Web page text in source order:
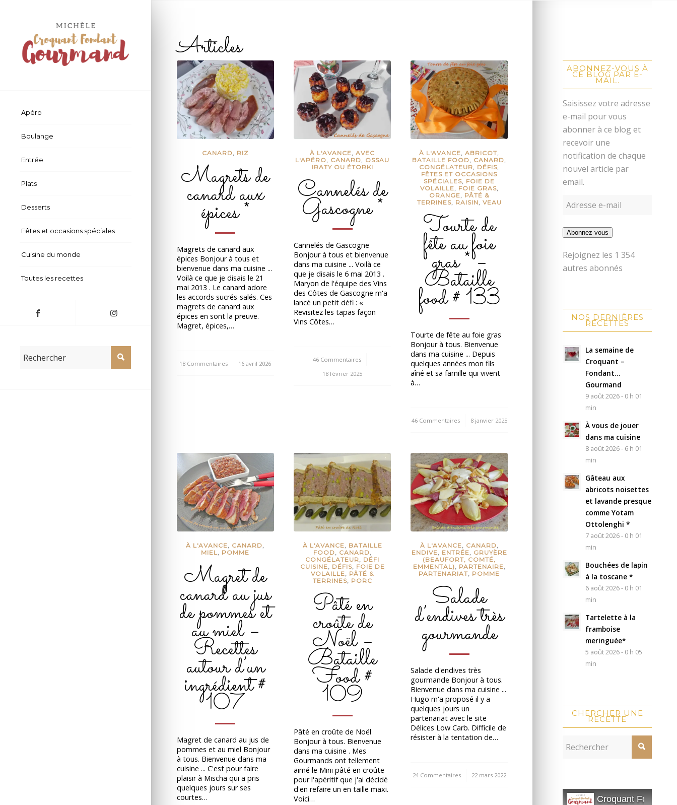
Apéro
Boulange
Entrée
Plats
Desserts
Fêtes et occasions spéciales
Cuisine du monde
Toutes les recettes
Articles
CANARD, RIZ
Magrets de
canard aux
épices *
Magrets de canard aux
épices Bonjour à tous et
bienvenue dans ma cuisine ...
Voilà ce que je disais le 21
mai 2013 . Le canard adore
les accords sucrés-salés. Ces
magrets de canard aux
épices en sont la preuve.
Magret, épices,…
18 Commentaires
/ 16 avril 2026
À L'AVANCE,AVEC
L'APÉRO, CANARD, OSSAU
IRATY OU ÉTORKI
Cannelés de
Gascogne *
Cannelés de Gascogne
Bonjour à tous et bienvenue
dans ma cuisine ... Voilà ce
que je disais le 6 mai 2013 .
Maryon de l'équipe des Vins
des Côtes de Gascogne m'a
lancé un petit défi : «
Revisitez les tapas façon
Vins Côtes…
46 Commentaires
/
18 février 2025
À L'AVANCE,ABRICOT,
BATAILLE FOOD, CANARD,
CONGÉLATEUR, DÉFIS,
FÊTES ET OCCASIONS
SPÉCIALES, FOIE DE
VOLAILLE, FOIE GRAS,
ORANGE, PÂTÉ &
TERRINES, RAISIN, VEAU
Tourte de
fête au foie
gras * –
Bataille
food # 133
Tourte de fête au foie gras
Bonjour à tous. Bienvenue
dans ma cuisine ... Depuis
quelques années mon fils
aîné et sa famille qui vivent
à…
46 Commentaires
/ 8 janvier 2025
À L'AVANCE, CANARD,
MIEL, POMME
Magret de
canard au jus
de pommes et
au miel –
Recettes
autour d’un
ingrédient #
107
Magret de canard au jus de
pommes et au miel Bonjour
à tous. Bienvenue dans ma
cuisine ... C'est pour faire
plaisir à Mischa qui a pris
quelques jours sur ses
courtes…
À L'AVANCE, BATAILLE
FOOD, CANARD,
CONGÉLATEUR, DÉFI
CUISINE, DÉFIS, FOIE DE
VOLAILLE, PÂTÉ &
TERRINES, PORC
Pâté en
croûte de
Noël –
Bataille
Food #
109
Pâté en croûte de Noël
Bonjour à tous. Bienvenue
dans ma cuisine . Mes
Gourmands ont tellement
aimé le Mini pâté en croûte
pour l'apéritif que j'ai décidé
d'en refaire un en taille maxi.
Voici…
À L'AVANCE, CANARD,
ENDIVE, ENTRÉE, GRUYÈRE
(BEAUFORT, COMTÉ,
EMMENTAL), PARTENAIRE,
PARTENARIAT, POMME
Salade
d’endives très
gourmande
Salade d'endives très
gourmande Bonjour à tous.
Bienvenue dans ma cuisine ...
Hugo m'a proposé il y a
quelques jours un
partenariat avec le site
Délices Low Carb. Difficile de
résister à la tentation de…
24 Commentaires
/ 22 mars 2022
ABONNEZ-VOUS À
CE BLOG PAR E-
MAIL.
Saisissez votre adresse
e-mail pour vous
abonner à ce blog et
recevoir une
notification de chaque
nouvel article par
email.
Abonnez-vous
Rejoignez les 1 354
autres abonnés
NOS DERNIÈRES
RECETTES
La semaine de
Croquant –
Fondant…
Gourmand
9 août 2026 - 0 h 01
min
À vous de jouer
dans ma cuisine
8 août 2026 - 6 h 01
min
Gâteau aux
abricots noisettes
et lavande presque
comme Yotam
Ottolenghi *
7 août 2026 - 0 h 01
min
Bouchées de lapin
à la toscane *
6 août 2026 - 0 h 01
min
Tartelette à la
framboise
meringuée*
5 août 2026 - 0 h 05
min
CHERCHER UNE
RECETTE
Croquant Fondant